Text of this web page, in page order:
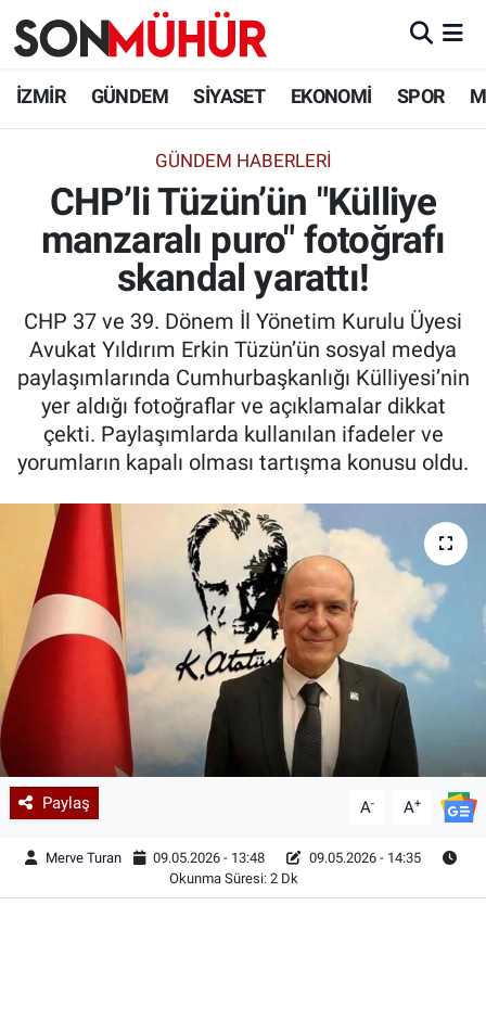
İZMİR GÜNDEM SİYASET EKONOMİ SPOR
GÜNDEM HABERLERI
CHP’li Tüzün’ün "Külliye
manzaralı puro" fotoğrafı
skandal yarattı!
CHP 37 ve 39. Dönem İl Yönetim Kurulu Üyesi
Avukat Yıldırım Erkin Tüzün’ün sosyal medya
paylaşımlarında Cumhurbaşkanlığı Külliyesi’nin
yer aldığı fotoğraflar ve açıklamalar dikkat
çekti. Paylaşımlarda kullanılan ifadeler ve
yorumların kapalı olması tartışma konusu oldu.
Paylaş A- A+
Merve Turan 09.05.2026 - 13:48
09.05.2026 - 14:35
Okunma Süresi: 2 Dk
İzmir Nöbetçi Eczaneler
İzmir Namaz Vakitleri
İzmir Trafik Yoğunluk Haritası
Süper Lig Puan Durumu ve Fikstür
Tüm Manşetler
Son Dakika Haberleri
Haber Arşivi